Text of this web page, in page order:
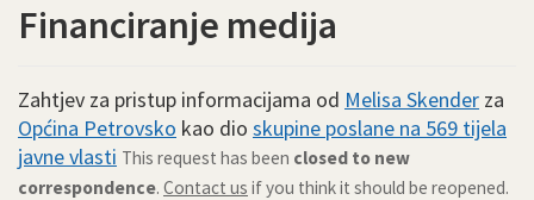
Financiranje medija
Zahtjev za pristup informacijama od Melisa Skender za
Općina Petrovsko kao dio skupine poslane na 569 tijela
javne vlasti This request has been closed to new
correspondence. Contact us if you think it should be reopened.